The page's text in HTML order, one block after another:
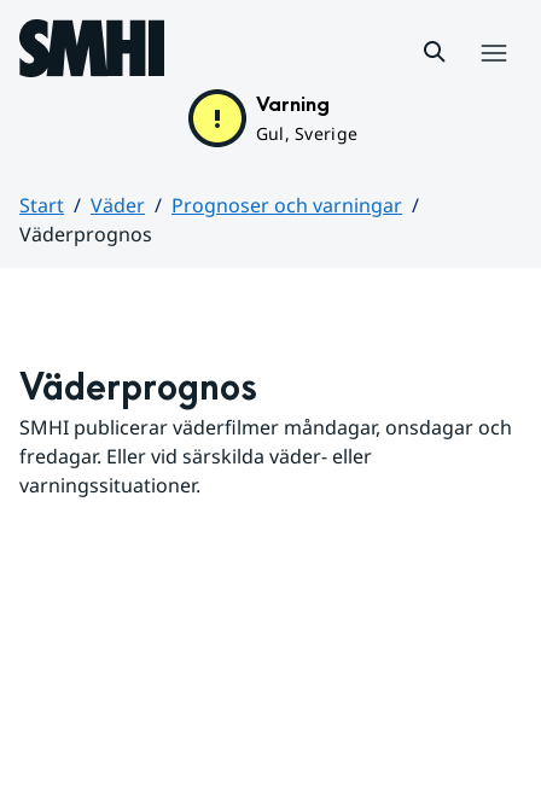
Hoppa till sidans innehåll
Varning
Gul, Sverige
Start Väder
Prognoser och varningar
Väderprognos
Väderprognos
SMHI publicerar väderfilmer måndagar, onsdagar och
fredagar. Eller vid särskilda väder- eller
varningssituationer.